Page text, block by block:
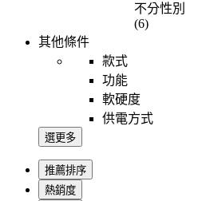
不分性別
(6)
其他條件
款式
功能
軟硬度
供電方式
選更多
推薦排序
熱銷度